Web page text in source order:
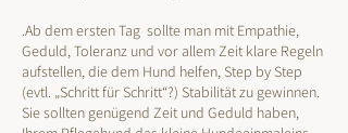
.Ab dem ersten Tag sollte man mit Empathie,
Geduld, Toleranz und vor allem Zeit klare Regeln
aufstellen, die dem Hund helfen, Step by Step
(evtl. „Schritt für Schritt“?) Stabilität zu gewinnen.
Sie sollten genügend Zeit und Geduld haben,